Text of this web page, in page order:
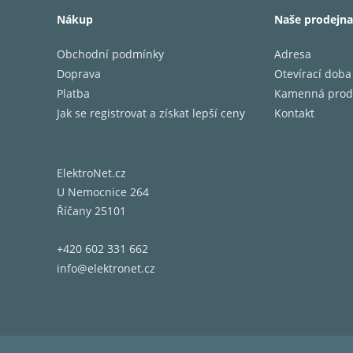
zvuk –
Load
LAPC
Nákup
Obchodní podmínky
Doprava
Platba
Jak se registrovat a získat lepší ceny
Naše prodejna
Adresa
Otevírací doba
Kamenná
Kontakt
ElektroNet.cz
U Nemocnice 264
Říčany 25101
+420 602 331 662
info@elektronet.cz